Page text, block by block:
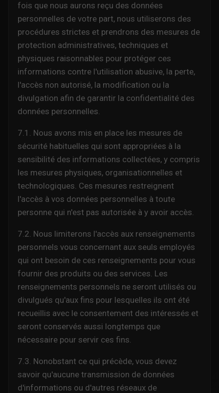
fois que nous aurons reçu des données
personnelles de votre part, nous utiliserons des
procédures strictes et prendrons des mesures de
protection administratives, techniques et
physiques raisonnables pour protéger ces
informations contre l'utilisation abusive, la perte,
l'accès non autorisé, la modification ou la
divulgation afin de garantir la confidentialité des
données personnelles.
7.1. Nous avons mis en place les mesures de
sécurité habituelles qui sont appropriées à la
sensibilité des informations collectées, y compris
les mesures physiques, organisationnelles et
technologiques. Ces mesures restreignent
l'accès à vos données personnelles à toute
personne qui n'est pas autorisée à y avoir accès.
7.2. Nous limiterons l'accès aux renseignements
personnels vous concernant aux seuls employés
qui ont besoin de ces renseignements pour vous
fournir des produits ou des services. Les
renseignements personnels ne seront utilisés ou
divulgués qu'aux fins pour lesquelles ils ont été
recueillis avec le consentement des intéressés et
seront conservés aussi longtemps que
nécessaire pour servir ces fins.
7.3. Nonobstant ce qui précède, vous devez
savoir qu'aucune transmission de données
d'informations ou d'autres réseaux de